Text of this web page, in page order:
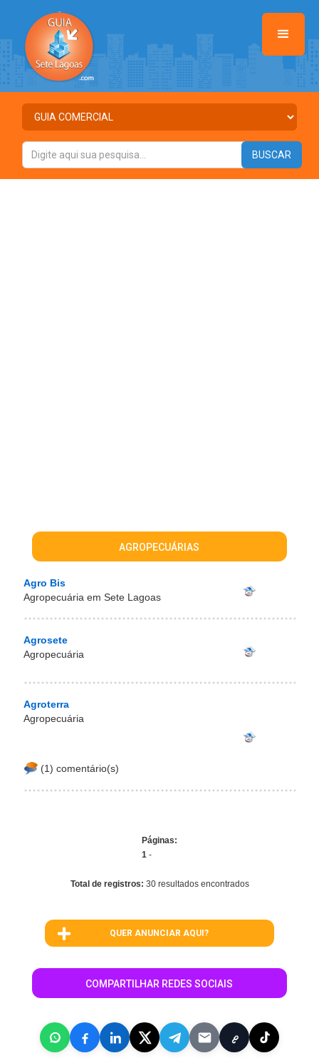
AGROPECUÁRIAS
Agro Bis
Agropecuária em Sete Lagoas
Agrosete
Agropecuária
Agroterra
Agropecuária
(1) comentário(s)
Páginas:
1 -
Total de registros: 30 resultados encontrados
QUER ANUNCIAR AQUI?
COMPARTILHAR REDES SOCIAIS